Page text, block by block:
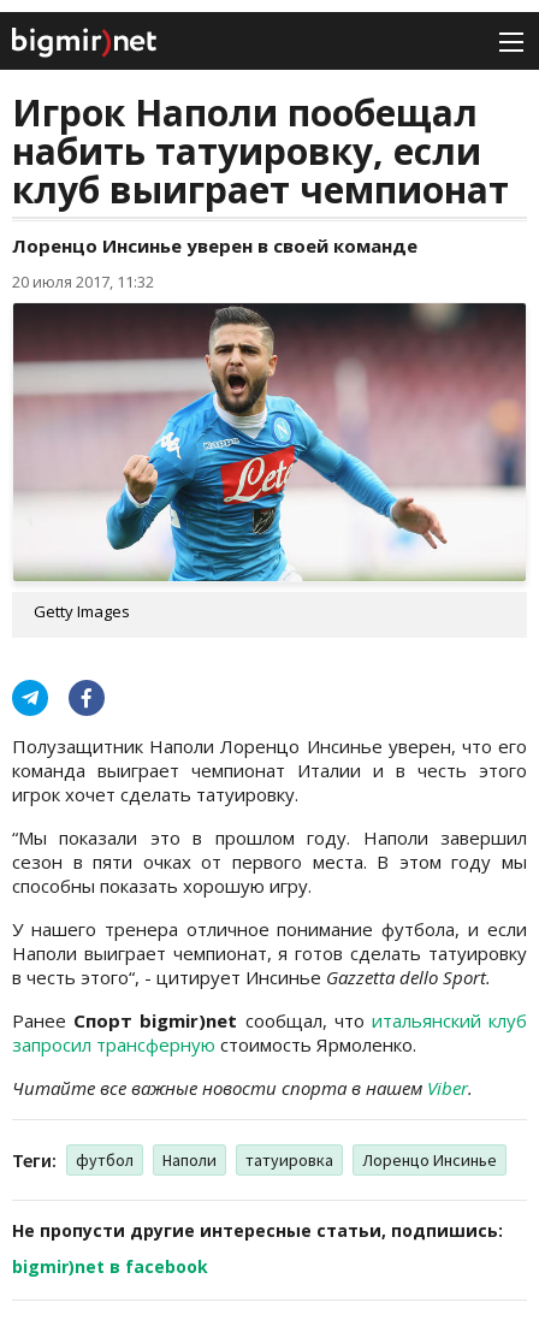
Игрок Наполи пообещал
набить татуировку, если
клуб выиграет чемпионат
Лоренцо Инсинье уверен в своей команде
20 июля 2017, 11:32
Getty Images
Полузащитник Наполи Лоренцо Инсинье уверен, что его
команда выиграет чемпионат Италии и в честь этого
игрок хочет сделать татуировку.
“Мы показали это в прошлом году. Наполи завершил
сезон в пяти очках от первого места. В этом году мы
способны показать хорошую игру.
У нашего тренера отличное понимание футбола, и если
Наполи выиграет чемпионат, я готов сделать татуировку
в честь этого“, - цитирует Инсинье Gazzetta dello Sport.
Ранее Спорт bigmir)net сообщал, что итальянский клуб
запросил трансферную стоимость Ярмоленко.
Читайте все важные новости спорта в нашем Viber.
Теги: футбол Наполи татуировка Лоренцо Инсинье
Не пропусти другие интересные статьи, подпишись:
bigmir)net в facebook